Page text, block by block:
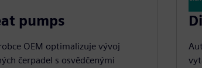
pumps
OEM optimalizuje vývoj
čerpadel s osvědčenými